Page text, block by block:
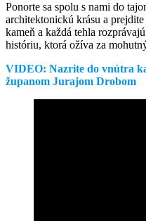
Ponorte sa spolu s nami do
architektonickú krásu a
kameň a každá tehla
históriu, ktorá ožíva za
VIDEO: Nazrite do vnútra
županom Jurajom Drobom